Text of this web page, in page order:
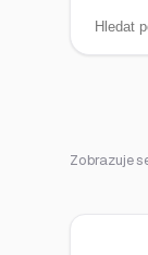
Zobrazuje